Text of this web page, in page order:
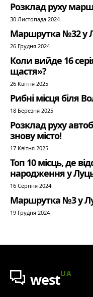
Розклад руху
30 Листопада 2024
Маршрутка №32 у
26 Грудня 2024
Коли вийде 16
щастя»?
26 Квітня 2025
Рибні місця біля
18 Березня 2025
Розклад руху
знову місто!
17 Квітня 2025
Топ 10 місць, де
народження у
16 Серпня 2024
Маршрутка №3 у
19 Грудня 2024
westUA